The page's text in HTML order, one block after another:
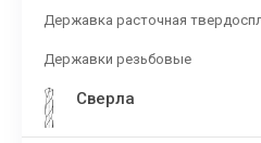
Державка расточная
Державки резьбовые
Сверла